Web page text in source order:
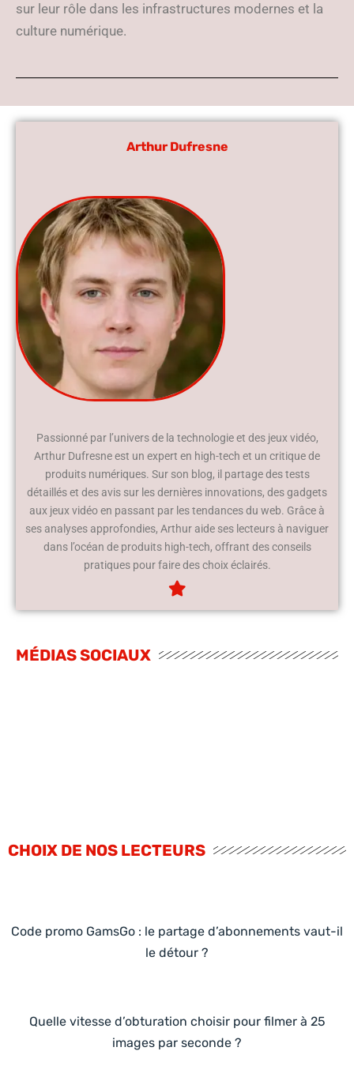
sur leur rôle dans les infrastructures modernes et la
culture numérique.
Arthur Dufresne
Passionné par l’univers de la technologie et des jeux vidéo,
Arthur Dufresne est un expert en high-tech et un critique de
produits numériques. Sur son blog, il partage des tests
détaillés et des avis sur les dernières innovations, des gadgets
aux jeux vidéo en passant par les tendances du web. Grâce à
ses analyses approfondies, Arthur aide ses lecteurs à naviguer
dans l’océan de produits high-tech, offrant des conseils
pratiques pour faire des choix éclairés.
MÉDIAS SOCIAUX
CHOIX DE NOS LECTEURS
Code promo GamsGo : le partage d’abonnements vaut-il
le détour ?
Quelle vitesse d’obturation choisir pour filmer à 25
images par seconde ?